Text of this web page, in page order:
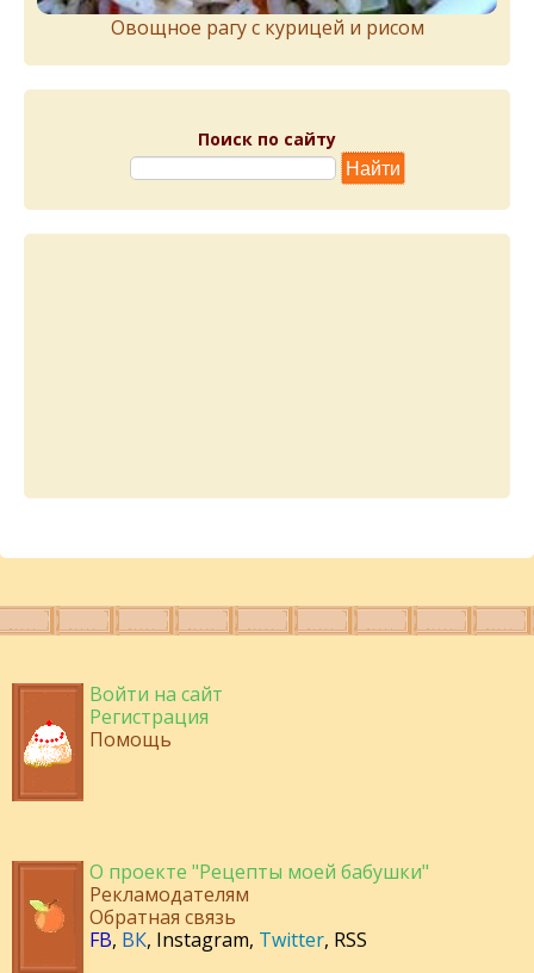
Овощное рагу с курицей и рисом
Поиск по сайту
Войти на сайт
Регистрация
Помощь
О проекте "Рецепты моей бабушки"
Рекламодателям
Обратная связь
FB, ВК, Instagram, Twitter, RSS